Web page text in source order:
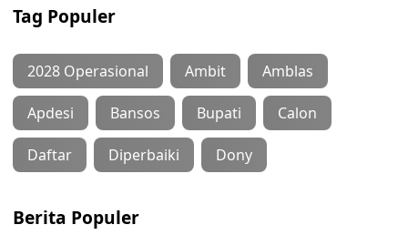
Tag Populer
2028 Operasional Ambit Amblas
Apdesi Bansos Bupati Calon
Daftar Diperbaiki Dony
Berita Populer